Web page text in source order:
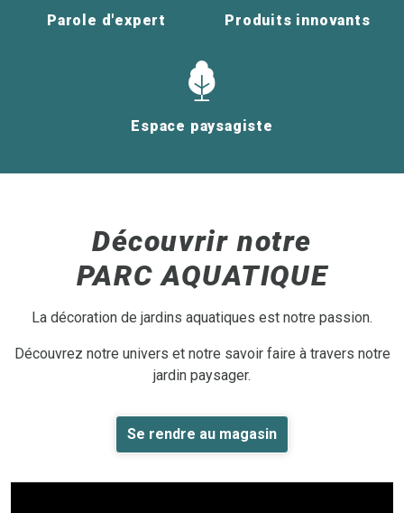
Parole d'expert Produits innovants
Espace paysagiste
Découvrir notre
PARC AQUATIQUE
La décoration de jardins aquatiques est notre passion.
Découvrez notre univers et notre savoir faire à travers notre
jardin paysager.
Se rendre au magasin